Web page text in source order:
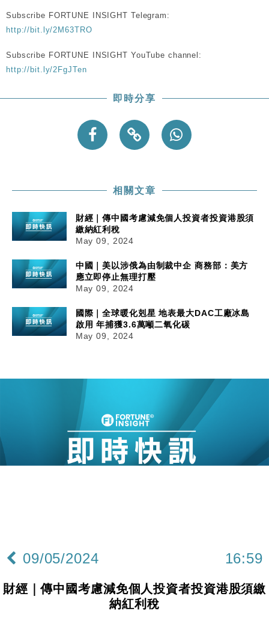
國際｜特朗普料美伊戰事快結束 承認部分彈藥庫存緊
張
15:59
財經｜SA售股自救後再出手 斥4億美元押注未上市公
司
Subscribe FORTUNE INSIGHT Telegram:
http://bit.ly/2M63TRO
Subscribe FORTUNE INSIGHT YouTube channel:
http://bit.ly/2FgJTen
即時分享
相關文章
財經｜傳中國考慮減免個人投資者投資港股須
繳納紅利稅
May 09, 2024
中國｜美以涉俄為由制裁中企 商務部：美方
應立即停止無理打壓
May 09, 2024
國際｜全球暖化剋星 地表最大DAC工廠冰島
啟用 年捕獲3.6萬噸二氧化碳
May 09, 2024
09/05/2024 16:59
財經｜傳中國考慮減免個人投資者投資港股須繳
納紅利稅